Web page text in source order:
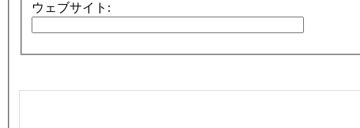
ウェブサイト: